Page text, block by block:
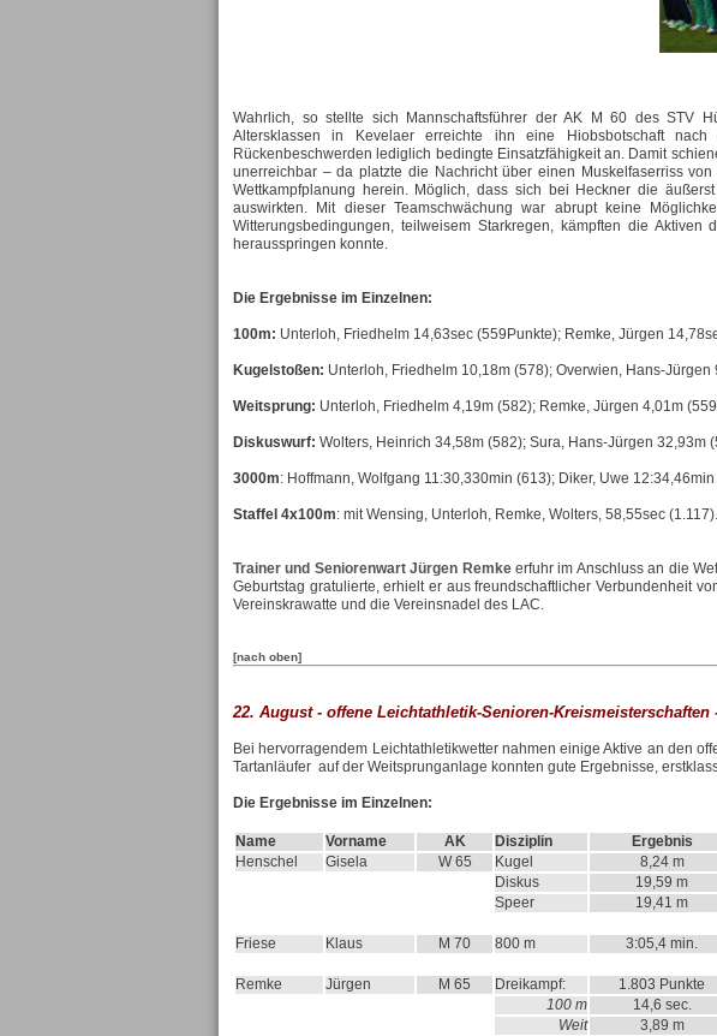
Wahrlich, so stellte sich Mannschaftsführer der AK M 60 des STV
Altersklassen in Kevelaer erreichte ihn eine Hiobsbotschaft
Rückenbeschwerden lediglich bedingte Einsatzfähigkeit an. Damit
unerreichbar – da platzte die Nachricht über einen Muskelfaserriss
Wettkampfplanung herein. Möglich, dass sich bei Heckner die
auswirkten. Mit dieser Teamschwächung war abrupt keine
Witterungsbedingungen, teilweisem Starkregen, kämpften die
herausspringen konnte.
Die Ergebnisse im Einzelnen:
100m: Unterloh, Friedhelm 14,63sec (559Punkte); Remke, Jürgen
Kugelstoßen: Unterloh, Friedhelm 10,18m (578); Overwien, Hans-
Weitsprung: Unterloh, Friedhelm 4,19m (582); Remke, Jürgen 4,01m
Diskuswurf: Wolters, Heinrich 34,58m (582); Sura, Hans-Jürgen 32,93m
3000m: Hoffmann, Wolfgang 11:30,330min (613); Diker, Uwe
Staffel 4x100m: mit Wensing, Unterloh, Remke, Wolters, 58,55sec (1.117).
Trainer und Seniorenwart Jürgen Remkeerfuhr im Anschluss an die
Geburtstag gratulierte, erhielt er aus freundschaftlicher Verbundenheit
Vereinskrawatte und die Vereinsnadel des LAC.
[nach oben]
22. August - offene Leichtathletik-Senioren-Kreismeisterschaften
Bei hervorragendem Leichtathletikwetter nahmen einige Aktive an den
Tartanläufer auf der Weitsprunganlage konnten gute Ergebnisse,
Die Ergebnisse im Einzelnen:
Name Vorname AK Disziplin Ergebnis
Henschel
Gisela W 65 Kugel 8,24 m
Diskus
19,59 m
Speer
19,41 m
Friese Klaus M 70 800 m 3:05,4 min.
Remke Jürgen M 65 Dreikampf: 1.803 Punkte
100 m
14,6 sec.
Weit
3,89 m